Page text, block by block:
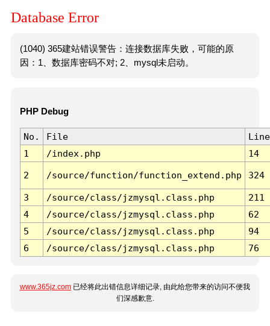
Database Error
(1040) 365建站错误警告：连接数据库失败，可能的原
因：1、数据库密码不对; 2、mysql未启动。
PHP Debug
No. File
Line
1
/index.php 14
2 /source/function/function_extend.php 324
3 /source/class/jzmysql.class.php
211
4
/source/class/jzmysql.class.php
62
5
/source/class/jzmysql.class.php
94
6
/source/class/jzmysql.class.php 76
www.365jz.com 已经将此出错信息详细记录, 由此给您带来的访问不便我
们深感歉意.